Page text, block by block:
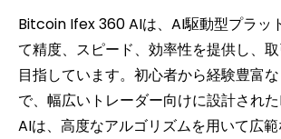
Bitcoin Ifex 360 AIは、AI駆動型プラッ
て精度、スピード、効率性を提供し、
目指しています。初心者から経験豊富
で、幅広いトレーダー向けに設計され
AIは、高度なアルゴリズムを用いて広